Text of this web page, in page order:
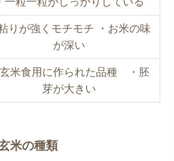
りが強くモチモチ ・お米の味
が深い
玄米食用に作られた品種 ・胚
芽が大きい
米の種類